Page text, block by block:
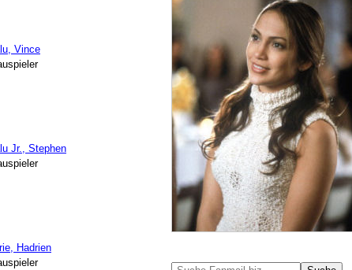
Vince
Jr., Stephen
Hadrien